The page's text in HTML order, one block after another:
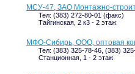
МСУ-47, ЗАО Монтажно-
Тел: (383) 272-80-01 (факс)
Тайгинская, 2 к3 - 2 этаж
МФО-Сибирь, ООО, оптовая
Тел: (383) 325-78-46, (383)
Станционная, 1 - 2 этаж